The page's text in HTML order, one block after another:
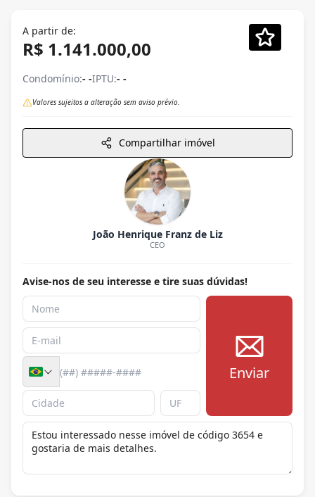
A partir de:
R$ 1.141.000,00
Condomínio:- -IPTU:- -
Valores sujeitos a alteração sem aviso prévio.
Compartilhar imóvel
João Henrique Franz de Liz
CEO
Avise-nos de seu interesse e tire suas dúvidas!
Enviar